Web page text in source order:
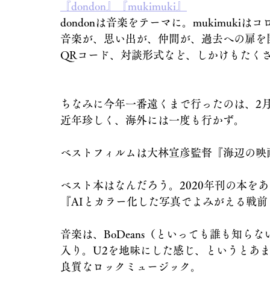
『dondon』『mukimuki』
dondonは音楽をテーマに。mukimukiはコ
音楽が、思い出が、仲間が、過去への扉
QRコード、対談形式など、しかけもたく
ちなみに今年一番遠くまで行ったのは、2
近年珍しく、海外には一度も行かず。
ベストフィルムは大林宣彦監督『海辺の
ベスト本はなんだろう。2020年刊の本を
『AIとカラー化した写真でよみがえる戦
音楽は、BoDeans（といっても誰も知ら
入り。U2を地味にした感じ、というとあ
良質なロックミュージック。